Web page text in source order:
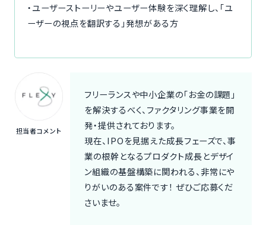
・ユーザーストーリーやユーザー体験を深く理解し、「ユ
ーザーの視点を翻訳する」発想がある方
担当者コメント
フリーランスや中小企業の「お金の課題」
を解決するべく、ファクタリング事業を開
発・提供されております。
現在、IPOを見据えた成長フェーズで、事
業の根幹となるプロダクト成長とデザイ
ン組織の基盤構築に関われる、非常にや
りがいのある案件です！ ぜひご応募くだ
さいませ。